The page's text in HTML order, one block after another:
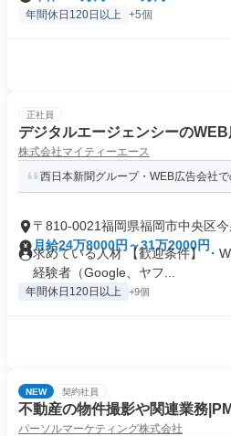
年間休日120日以上 +5個
正社員
デジタルエージェンシーの
株式会社マイティーエース
西日本新聞グループ・WEB広告会社
〒810-0021福岡県福岡市中央区今
月給24万8000円～31万2000円
求めている人材 【歓迎条件】 ・
経験者（Google、ヤフ...
年間休日120日以上 +9個
NEW 契約社員
不動産の物件撮影や関連業務
パーソルマーケティング株式会社